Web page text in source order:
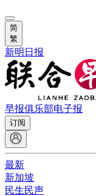
简
繁
新明日报
早报俱乐部电子报
订阅
最新
新加坡
民生民声